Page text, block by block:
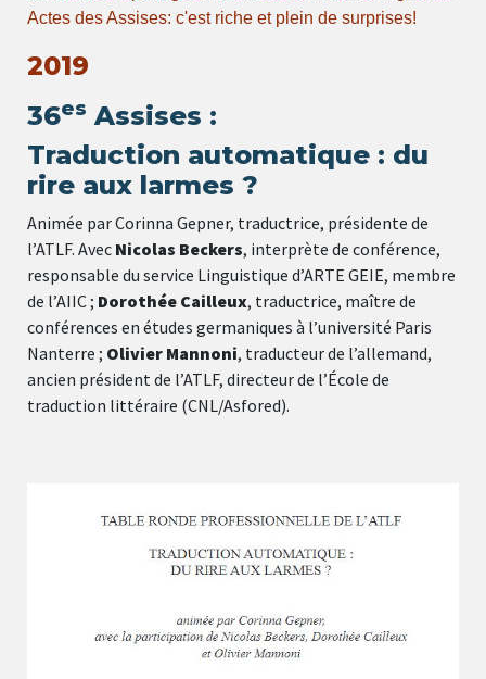
Actes des Assises: c'est riche et plein de surprises!
2019
36es Assises :
Traduction automatique : du
rire aux larmes ?
Animée par Corinna Gepner, traductrice, présidente de
l’ATLF. Avec Nicolas Beckers, interprète de conférence,
responsable du service Linguistique d’ARTE GEIE, membre
de l’AIIC ; Dorothée Cailleux, traductrice, maître de
conférences en études germaniques à l’université Paris
Nanterre ; Olivier Mannoni, traducteur de l’allemand,
ancien président de l’ATLF, directeur de l’École de
traduction littéraire (CNL/Asfored).